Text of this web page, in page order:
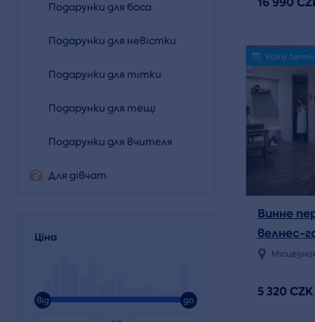
Подарунки для боса
Подарунки для невістки
Подарунки для тітки
Подарунки для тещі
Подарунки для вчителя
Для дівчат
Ціна
від
до
Volný
Винне
велнес-
5 320 CZK